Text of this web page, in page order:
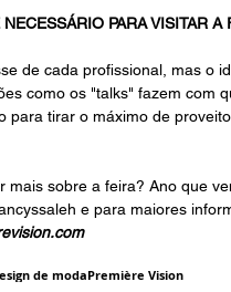
PARA VISITAR A
de cada profissional, mas o
como os "talks" fazem com
para tirar o máximo de
mais sobre a feira? Ano que
e para maiores
de modaPremière Vision